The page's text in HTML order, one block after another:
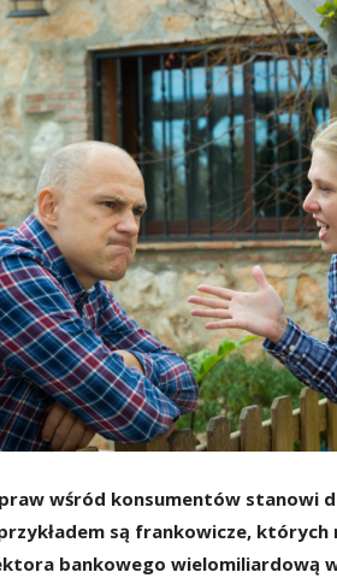
praw wśród konsumentów stanowi
są frankowicze,
bankowego wielomiliardową